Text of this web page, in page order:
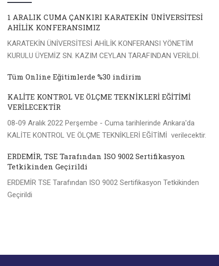
1 ARALIK CUMA ÇANKIRI KARATEKİN ÜNİVERSİTESİ
AHİLİK KONFERANSIMIZ
KARATEKİN ÜNİVERSİTESİ AHİLİK KONFERANSI YÖNETİM
KURULU ÜYEMİZ SN. KAZIM CEYLAN TARAFINDAN VERİLDİ.
Tüm Online Eğitimlerde %30 indirim
KALİTE KONTROL VE ÖLÇME TEKNİKLERİ EĞİTİMİ
VERİLECEKTİR
08-09 Aralık 2022 Perşembe - Cuma tarihlerinde Ankara'da
KALİTE KONTROL VE ÖLÇME TEKNİKLERİ EĞİTİMİ verilecektir.
ERDEMİR, TSE Tarafından ISO 9002 Sertifikasyon
Tetkikinden Geçirildi
ERDEMİR TSE Tarafından ISO 9002 Sertifikasyon Tetkikinden
Geçirildi